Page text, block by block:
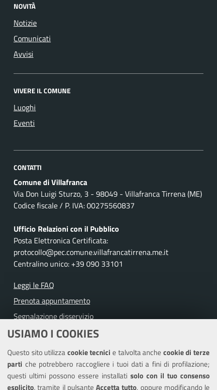
USIAMO I COOKIES
Questo sito utilizzacookie tecnicie talvolta anche cookie di terze
parti che potrebbero raccogliere i tuoi dati a fini di profilazione;
questi ultimi possono essere installati solo con il tuo consenso
esplicito, tramite il pulsante Accetta tutto, oppure modificando le
NOVITÀ
Notizie
Comunicati
Avvisi
VIVERE IL COMUNE
Luoghi
Eventi
CONTATTI
Comune di Villafranca
Via Don Luigi Sturzo, 3 - 98049 - Villafranca Tirrena (ME)
Codice fiscale / P. IVA: 00275560837
Ufficio Relazioni con il Pubblico
Posta Elettronica Certificata:
protocollo@pec.comune.villafrancatirrena.me.it
Centralino unico: +39 090 33101
Leggi le FAQ
Prenota appuntamento
Segnalazione disservizio
Richiesta assistenza
Amministrazione trasparente
Informativa privacy
Note legali